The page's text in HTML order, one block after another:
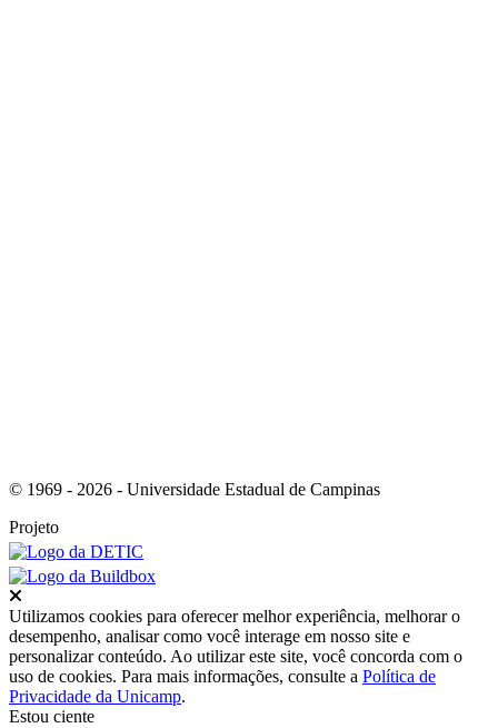
© 1969 - 2026 - Universidade Estadual de Campinas
Projeto
Utilizamos cookies para oferecer melhor experiência, melhorar o
desempenho, analisar como você interage em nosso site e
personalizar conteúdo. Ao utilizar este site, você concorda com o
uso de cookies. Para mais informações, consulte a Política de
Privacidade da Unicamp.
Estou ciente